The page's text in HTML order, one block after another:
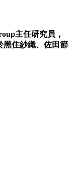
主任研究員，
黑住紗織、佐田節